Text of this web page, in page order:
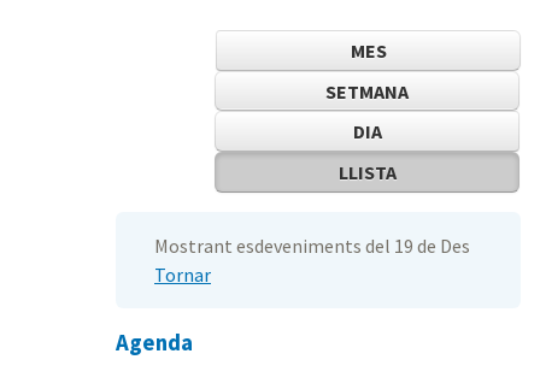
MES
SETMANA
DIA
LLISTA
Mostrant esdeveniments del 19 de Des
Tornar
Agenda